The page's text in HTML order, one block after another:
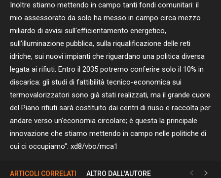
Inoltre stiamo mettendo in campo tanti fondi comunitari: il
mio assessorato da solo ha messo in campo circa mezzo
miliardo di avvisi sull'efficientamento energetico,
sull'illuminazione pubblica, sulla riqualificazione delle reti
idriche, sui nuovi impianti che riguardano una politica diversa
legata ai rifiuti. Entro il 2035 potremo conferire solo il 10% in
discarica: gli studi di fattibilità tecnico-economica sui
termovalorizzatori sono già stati realizzati, ma il grande cuore
del Piano rifiuti sarà costituito dai centri di riuso e raccolta per
andare verso un'economia circolare; è questa la principale
innovazione che stiamo mettendo in campo nelle politiche di
cui ci occupiamo". xd8/vbo/mca1
ARTICOLI CORRELATI ALTRO DALL'AUTORE